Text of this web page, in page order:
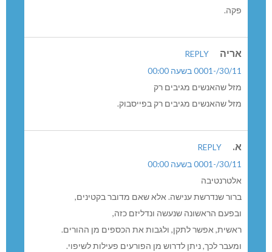
פקה.
אריה
REPLY
30/11/-0001 בשעה 00:00
מזל שהאנשים מגיבים רק
מזל שהאנשים מגיבים רק בפייסבוק.
א.
REPLY
30/11/-0001 בשעה 00:00
אלטרנטיבה
ברור שנדרשת ענישה. אלא שאם מדובר בקטינים,
ובפעם הראשונה שנעשה ונדליזם כזה,
ראשית, אפשר לתקן, ולגבות את הכספים מן ההורים.
ומעבר לכך, ניתן לדרוש מן הפורעים פעילות לשיפוי.